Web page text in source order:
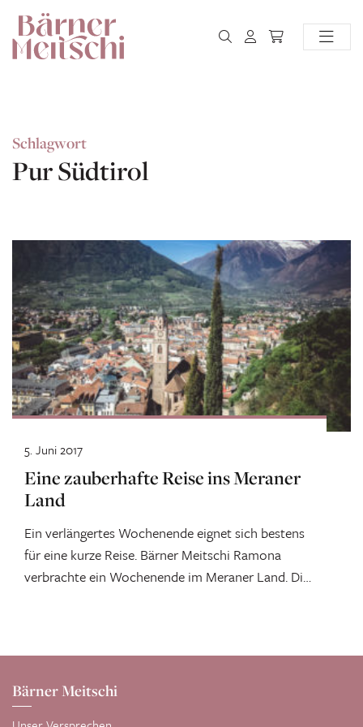
Schlagwort
Pur Südtirol
Eine zauberhafte Reise ins Meraner
Land
Ein verlängertes Wochenende eignet sich bestens
für eine kurze Reise. Bärner Meitschi Ramona
verbrachte ein Wochenende im Meraner Land. Die
5. Juni 2017
Bärner Meitschi